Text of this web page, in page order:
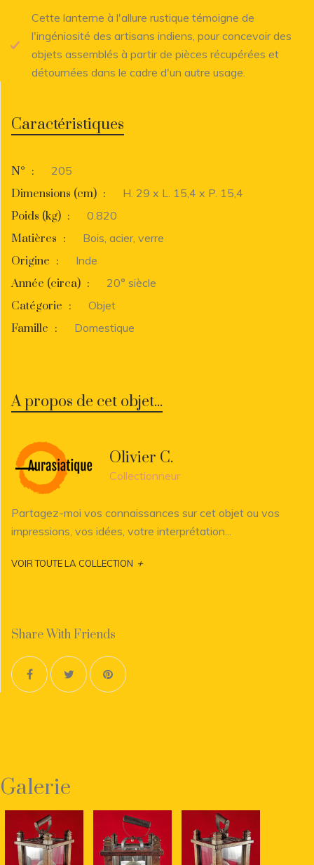
Cette lanterne à l'allure rustique témoigne de
l'ingéniosité des artisans indiens, pour concevoir des
objets assemblés à partir de pièces récupérées et
détournées dans le cadre d'un autre usage.
Caractéristiques
N° :
205
Dimensions (cm) :
H. 29 x L. 15,4 x P. 15,4
Poids (kg) :
0.820
Matières :
Bois, acier, verre
Origine :
Inde
Année (circa) :
20° siècle
Catégorie :
Objet
Famille : Domestique
A propos de cet objet...
Olivier C.
Collectionneur
Partagez-moi vos connaissances sur cet objet ou vos
impressions, vos idées, votre interprétation...
VOIR TOUTE LA COLLECTION +
Share With Friends
Galerie